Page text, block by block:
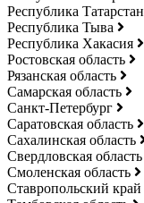
Республика Татарстан
Республика Тыва
Республика Хакасия
Ростовская область
Рязанская область
Самарская область
Санкт-Петербург
Саратовская область
Сахалинская область
Свердловская область
Смоленская область
Ставропольский край